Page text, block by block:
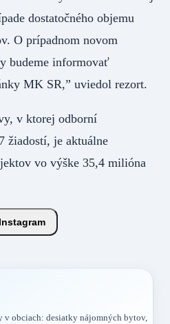
dostatočného objemu
O prípadnom novom
budeme informovať
MK SR,” uviedol rezort.
v ktorej odborní
žiadostí, je aktuálne
vo výške 35,4 milióna
v obciach: desiatky nájomných bytov,